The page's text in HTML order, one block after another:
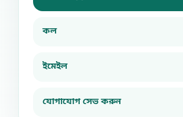
কল
ইমেইল
যোগাযোগ সেভ করুন